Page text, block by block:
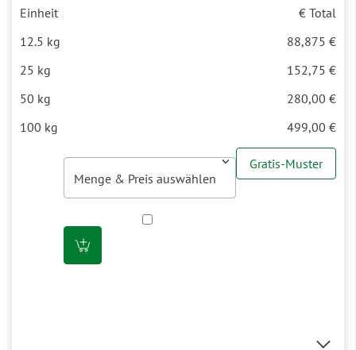
€ Total
88,875 €
152,75 €
280,00 €
499,00 €
Gratis-Muster